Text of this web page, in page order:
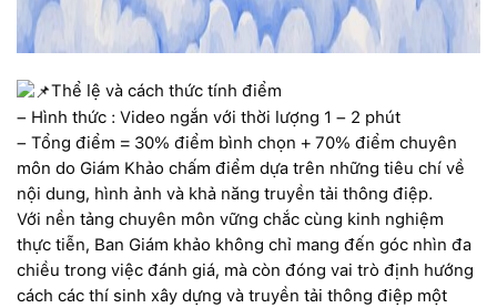
Thể lệ và cách thức tính điểm
– Hình thức : Video ngắn với thời lượng 1 – 2 phút
– Tổng điểm = 30% điểm bình chọn + 70% điểm chuyên
môn do Giám Khảo chấm điểm dựa trên những tiêu chí về
nội dung, hình ảnh và khả năng truyền tải thông điệp.
Với nền tảng chuyên môn vững chắc cùng kinh nghiệm
thực tiễn, Ban Giám khảo không chỉ mang đến góc nhìn đa
chiều trong việc đánh giá, mà còn đóng vai trò định hướng
cách các thí sinh xây dựng và truyền tải thông điệp một